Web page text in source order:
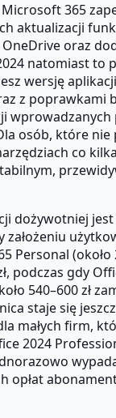
365
aktualizacji
oraz
natomiast to
wersję
z poprawkami
wprowadzanych
osób, które nie
co
dożywotniej
założeniu
Personal (około
podczas gdy
540–600 zł
staje się
małych firm,
2024
opłat